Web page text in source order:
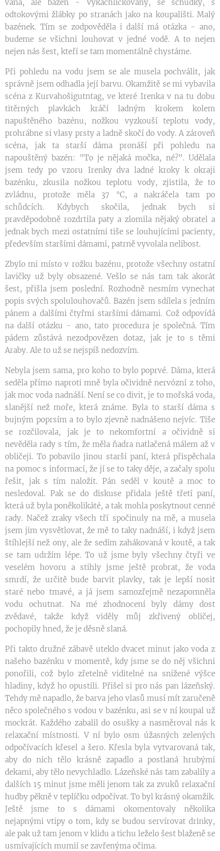
vana, ale bazén - vykachlíčkovaný, se schůdky, s
odtokovými žlábky po stranách jako na koupališti. Malý
bazének. Tím se zodpověděla i další má otázka - ano,
budeme se všichni louhovat v jedné vodě. A to nejen
nejen nás šest, kteří se tam momentálně chystáme.
Při pohledu na vodu jsem se ale musela pochválit, jak
správně jsem odhadla její barvu. Okamžitě se mi vybavila
scéna z Kurvahošigutntag, ve které Irenka v na tu dobu
titěrných plavkách kráčí ladným krokem kolem
napuštěného bazénu, nožkou vyzkouší teplotu vody,
prohrábne si vlasy prsty a ladně skočí do vody. A zároveň
scéna, jak ta starší dáma pronáší při pohledu na
napouštěný bazén: "To je nějaká močka, né?". Udělala
jsem tedy po vzoru Irenky dva ladné kroky k okraji
bazénku, zkusila nožkou teplotu vody, zjistila, že to
zvládnu, protože měla 37 °C, a nakráčela tam po
schůdcích. Kdybych skočila, jednak bych si
pravděpodobně rozdrtila paty a zlomila nějaký obratel a
jednak bych mezi ostatními tiše se louhujícími pacienty,
především staršími dámami, patrně vyvolala nelibost.
Zbylo mi místo v rožku bazénu, protože všechny ostatní
lavičky už byly obsazené. Vešlo se nás tam tak akorát
šest, přišla jsem poslední. Rozhodně nesmím vynechat
popis svých spolulouhovačů. Bazén jsem sdílela s jedním
pánem a dalšími čtyřmi staršími dámami. Což odpovídá
na další otázku - ano, tato procedura je společná. Tím
pádem zůstává nezodpovězen dotaz, jak je to s těmi
Araby. Ale to už se nejspíš nedozvím.
Nebyla jsem sama, pro koho to bylo poprvé. Dáma, která
seděla přímo naproti mně byla očividně nervózní z toho,
jak moc voda nadnáší. Není se co divit, je to mořská voda,
slanější než moře, která známe. Byla to starší dáma s
bujným poprsím a to bylo zjevně nadnášeno nejvíc. Tiše
se rozčilovala, jak je to nekomfortní a očividně si
nevěděla rady s tím, že měla ňadra natlačená málem až v
obličeji. To pobavilo jinou starší paní, která přispěchala
na pomoc s informací, že jí se to taky děje, a začaly spolu
řešit, jak s tím naložit. Pán seděl v koutě a moc to
nesledoval. Pak se do diskuse přidala ještě třetí paní,
která už byla poněkolikáté, a tak mohla poskytnout cenné
rady. Načež zraky všech tří spočinuly na mě, a musela
jsem jim vysvětlovat, že mě to taky nadnáší, i když jsem
štíhlejší než ony, ale že sedím zahákovaná v koutě, a tak
se tam udržím lépe. To už jsme byly všechny čtyři ve
veselém hovoru a stihly jsme ještě probrat, že voda
smrdí, že určitě bude barvit plavky, tak je lepší nosit
staré nebo tmavé, a já jsem samozřejmě nezapomněla
vodu ochutnat. Na mé zhodnocení byly dámy dost
zvědavé, takže když viděly můj zkřivený obličej,
pochopily hned, že je děsně slaná.
Při takto družné zábavě uteklo dvacet minut jako voda z
našeho bazénku v momentě, kdy jsme se do něj všichni
ponořili, což bylo zřetelně viditelné na snížené výšce
hladiny, když ho opustili. Přišel si pro nás pan lázeňský.
Tehdy mě napadlo, že barva jeho vlasů musí mít zaručeně
něco společného s vodou v bazénku, asi se v ní koupal už
mockrát. Každého zabalil do osušky a nasměroval nás k
relaxační místnosti. V ní bylo osm úžasných zelených
odpočívacích křesel a šero. Křesla byla vytvarovaná tak,
aby do nich tělo krásně zapadlo a postlaná hrubými
dekami, aby tělo nevychladlo. Lázeňské nás tam zabalily a
dalších 15 minut jsme měli jenom tak za zvuků relaxační
hudby pěkně v teplíčku odpočívat. To byl krásný okamžik.
Ještě jsme to s dámami okomentovaly několika
nejapnými vtipy o tom, kdy se budou servírovat drinky,
ale pak už tam jenom v klidu a tichu leželo šest blaženě se
usmívajících mumií se zavřenýma očima.